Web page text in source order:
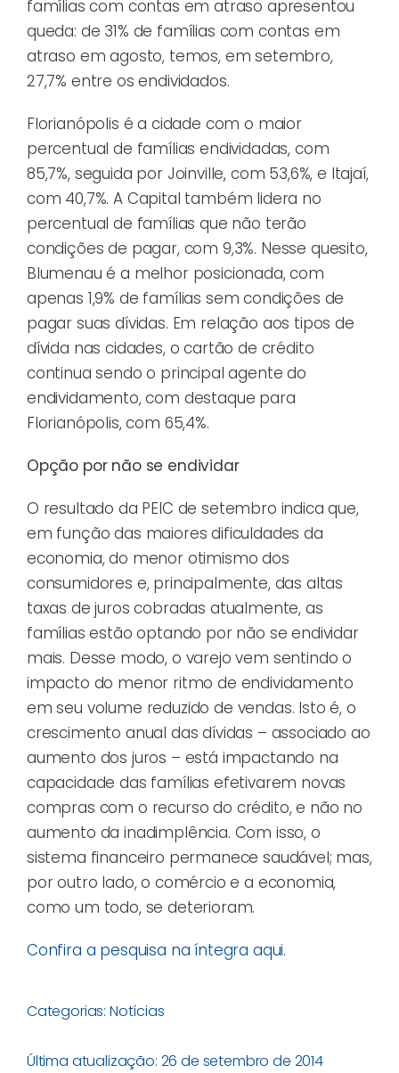
famílias com contas em atraso apresentou
queda: de 31% de famílias com contas em
atraso em agosto, temos, em setembro,
27,7% entre os endividados.
Florianópolis é a cidade com o maior
percentual de famílias endividadas, com
85,7%, seguida por Joinville, com 53,6%, e Itajaí,
com 40,7%. A Capital também lidera no
percentual de famílias que não terão
condições de pagar, com 9,3%. Nesse quesito,
Blumenau é a melhor posicionada, com
apenas 1,9% de famílias sem condições de
pagar suas dívidas. Em relação aos tipos de
dívida nas cidades, o cartão de crédito
continua sendo o principal agente do
endividamento, com destaque para
Florianópolis, com 65,4%.
Opção por não se endividar
O resultado da PEIC de setembro indica que,
em função das maiores dificuldades da
economia, do menor otimismo dos
consumidores e, principalmente, das altas
taxas de juros cobradas atualmente, as
famílias estão optando por não se endividar
mais. Desse modo, o varejo vem sentindo o
impacto do menor ritmo de endividamento
em seu volume reduzido de vendas. Isto é, o
crescimento anual das dívidas – associado ao
aumento dos juros – está impactando na
capacidade das famílias efetivarem novas
compras com o recurso do crédito, e não no
aumento da inadimplência. Com isso, o
sistema financeiro permanece saudável; mas,
por outro lado, o comércio e a economia,
como um todo, se deterioram.
Confira a pesquisa na íntegra aqui.
Categorias: Notícias
Última atualização: 26 de setembro de 2014